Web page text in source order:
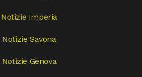
Notizie Imperia
Notizie Savona
Notizie Genova